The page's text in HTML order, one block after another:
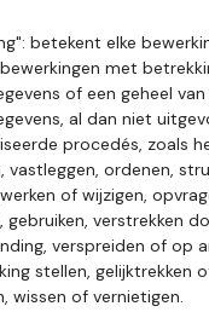
betekent elke
met
of een geheel van
al dan niet
procedés, zoals
vastleggen, ordenen,
of wijzigen,
gebruiken, verstrekken
verspreiden of op
stellen, gelijktrekken
wissen of vernietigen.